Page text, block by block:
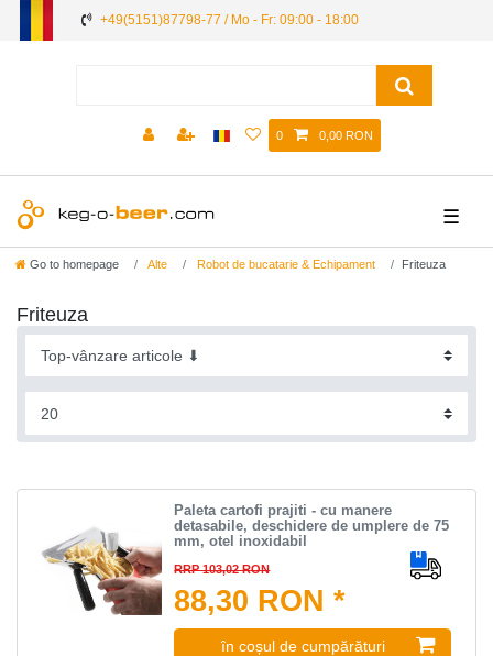
+49(5151)87798-77 / Mo - Fr: 09:00 - 18:00
0 0,00 RON
☰
Go to homepage Alte Robot de bucatarie & Echipament Friteuza
Friteuza
Paleta cartofi prajiti - cu manere
detasabile, deschidere de umplere de 75
mm, otel inoxidabil
RRP 103,02 RON
88,30 RON *
în coșul de cumpărături